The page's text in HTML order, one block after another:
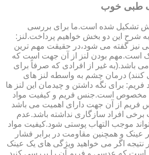
طبی خوب
تشکیل شده است.ما برای بررسی
شرح این دو بخش خواهیم پرداخت.لنز:
نیز گفته می شود،در حقیقت مهم ترین
است.مهم بودن لنز از آن جهت است که
باشد.(به غیر از افرادی که صرفاً برای
کنند) درمان چشم به واسطه لنز های
برای نگه داشتن و چیدمان این لنز ها
مخصوص است.جنس فریم و کیفیت مواد
فریم از آن جهت دارای اهمیت می باشد
افراد سازگاری نداشته باشد.عدم
موجب التهاب پوستی شود.کیفیت مواد
عینک و همچنین مقاومت در برابر فشار
نتیجه اگر می خواهید ویژگی های یک عینک